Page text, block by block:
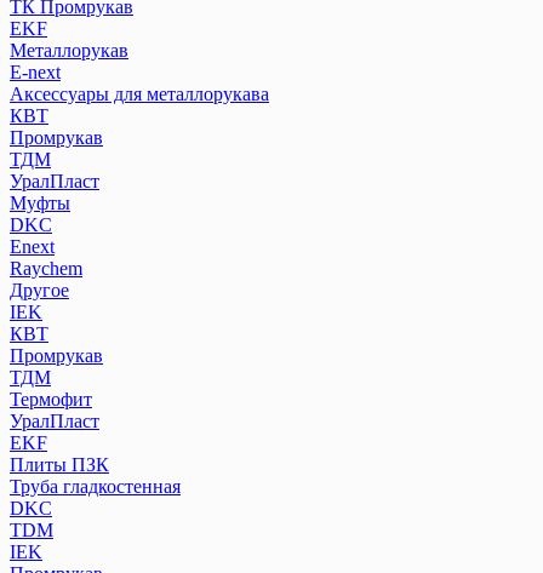
ТК Промрукав
EKF
Металлорукав
E-next
Аксессуары для металлорукава
КВТ
Промрукав
ТДМ
УралПласт
Муфты
DKC
Enext
Raychem
Другое
IEK
КВТ
Промрукав
ТДМ
Термофит
УралПласт
EKF
Плиты ПЗК
Труба гладкостенная
DKC
TDM
IEK